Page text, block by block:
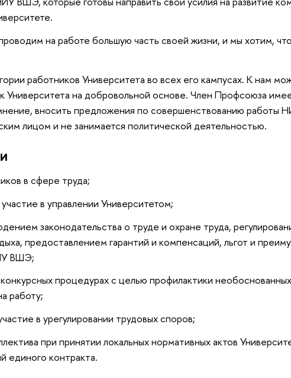
на работе большую часть своей жизни, и мы хотим,
работников Университета во всех его кампусах. К нам
Университета на добровольной основе. Член Профсоюза
вносить предложения по совершенствованию работы
лицом и не занимается политической деятельностью.
в сфере труда;
в управлении Университетом;
законодательства о труде и охране труда,
предоставлением гарантий и компенсаций, льгот и
ВШЭ;
процедурах с целью профилактики необоснованных
работу;
в урегулировании трудовых споров;
при принятии локальных нормативных актов
единого контракта.